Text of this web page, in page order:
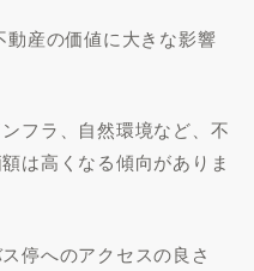
産の価値に大きな影響
フラ、自然環境など、不
は高くなる傾向がありま
停へのアクセスの良さ